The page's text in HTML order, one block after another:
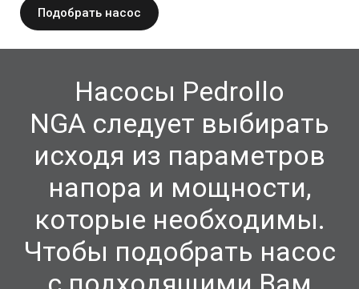
Подобрать насос
Насосы Pedrollo
NGA следует выбирать
исходя из параметров
напора и мощности,
которые необходимы.
Чтобы подобрать насос